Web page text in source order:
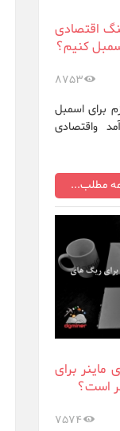
اقتصادی
کنیم؟
8753
برای اسمبل
واقتصادی
مطلب...
ماینر برای
است؟
7574